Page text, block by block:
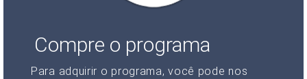
Compre o programa
Para adquirir o programa, você pode nos